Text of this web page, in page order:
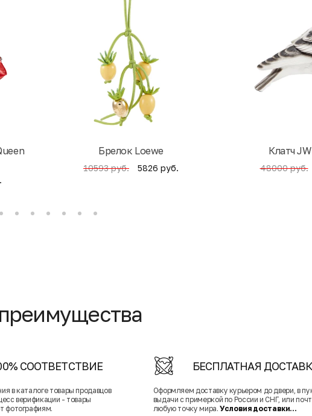
Брелок Loewe
10593 руб. 5826 руб.
Клатч
48000 руб.
СООТВЕТСТВИЕ
в каталоге товары продавцов
верификации - товары
фотографиям.
БЕСПЛАТНАЯ
Оформляем доставку курьером до двери, в
выдачи с примеркой по России и СНГ, или
любую точку мира.Условия доставки...